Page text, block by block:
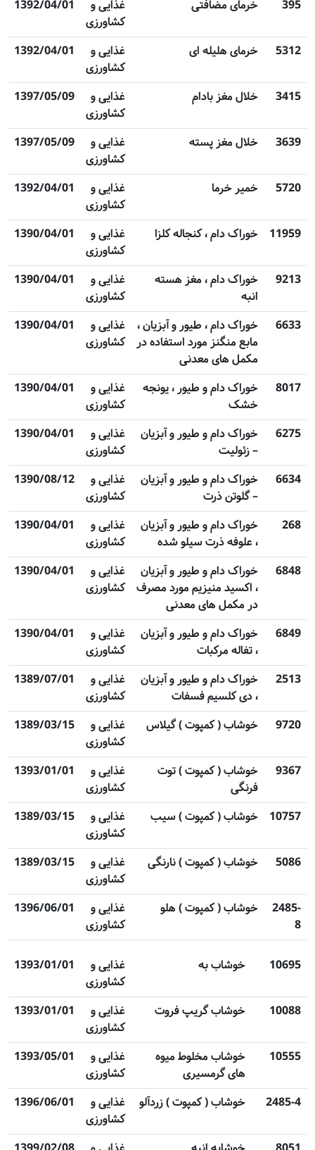
395 خرمای مضافتی
غذایی و
کشاورزی
1392/04/01
5312 خرمای هلیله ای
غذایی و
کشاورزی
1392/04/01
3415 خلال مغز بادام
غذایی و
کشاورزی
1397/05/09
3639 خلال مغز پسته
غذایی و
کشاورزی
1397/05/09
5720 خمیر خرما
غذایی و
کشاورزی
1392/04/01
11959 خوراک دام ، کنجاله کلزا
غذایی و
کشاورزی
1390/04/01
9213
خوراک دام ، مغز هسته
انبه
غذایی و
کشاورزی
1390/04/01
6633
خوراک دام ، طیور و آبزیان ،
مابع منگنز مورد استفاده در
مکمل های معدنی
غذایی و
کشاورزی
1390/04/01
8017
خوراک دام و طیور ، یونجه
خشک
غذایی و
کشاورزی
1390/04/01
6275
خوراک دام و طیور و آبزیان
– زئولیت
غذایی و
کشاورزی
1390/04/01
6634
خوراک دام و طیور و آبزیان
– گلوتن ذرت
غذایی و
کشاورزی
1390/08/12
268
خوراک دام و طیور و آبزیان
، علوفه ذرت سیلو شده
غذایی و
کشاورزی
1390/04/01
6848
خوراک دام و طیور و آبزیان
، اکسید منیزیم مورد مصرف
در مکمل های معدنی
غذایی و
کشاورزی
1390/04/01
6849
خوراک دام و طیور و آبزیان
، تفاله مرکبات
غذایی و
کشاورزی
1390/04/01
2513
خوراک دام و طیور و آبزیان
، دی کلسیم فسفات
غذایی و
کشاورزی
1389/07/01
9720 خوشاب ( کمپوت ) گیلاس
غذایی و
کشاورزی
1389/03/15
9367
خوشاب ( کمپوت ) توت
فرنگی
غذایی و
کشاورزی
1393/01/01
10757 خوشاب ( کمپوت ) سیب
غذایی و
کشاورزی
1389/03/15
5086 خوشاب ( کمپوت ) نارنگی
غذایی و
کشاورزی
1389/03/15
2485-
8
‌خوشاب ( کمپوت ) هلو
غذایی و
کشاورزی
1396/06/01
10695 خوشاب به
غذایی و
کشاورزی
1393/01/01
10088 خوشاب گریپ فروت
غذایی و
کشاورزی
1393/01/01
10555
خوشاب مخلوط میوه
های گرمسیری
غذایی و
کشاورزی
1393/05/01
2485-4 خوشاب ( کمپوت ) زردآلو
غذایی و
کشاورزی
1396/06/01